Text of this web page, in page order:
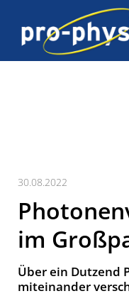
30.08.2022
im
Über ein Dutzend
miteinander